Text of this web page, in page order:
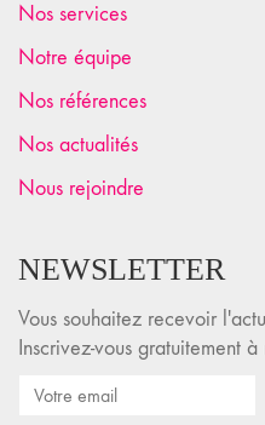
Nos services
Notre équipe
Nos références
Nos actualités
Nous rejoindre
NEWSLETTER
Vous souhaitez recevoir
Inscrivez-vous gratuitement